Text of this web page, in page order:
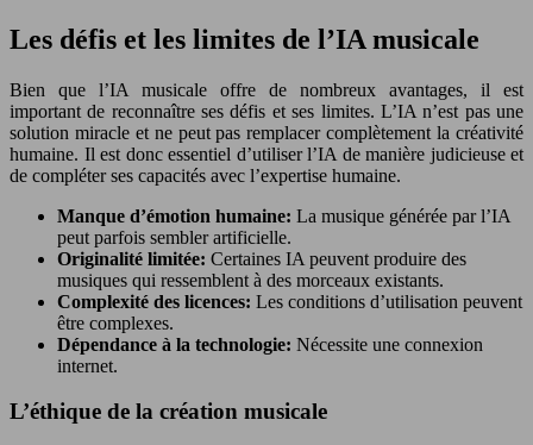
Les défis et les limites de l’IA musicale
Bien que l’IA musicale offre de nombreux avantages, il est
important de reconnaître ses défis et ses limites. L’IA n’est pas une
solution miracle et ne peut pas remplacer complètement la créativité
humaine. Il est donc essentiel d’utiliser l’IA de manière judicieuse et
de compléter ses capacités avec l’expertise humaine.
Manque d’émotion humaine: La musique générée par l’IA
peut parfois sembler artificielle.
Originalité limitée: Certaines IA peuvent produire des
musiques qui ressemblent à des morceaux existants.
Complexité des licences: Les conditions d’utilisation peuvent
être complexes.
Dépendance à la technologie: Nécessite une connexion
internet.
L’éthique de la création musicale